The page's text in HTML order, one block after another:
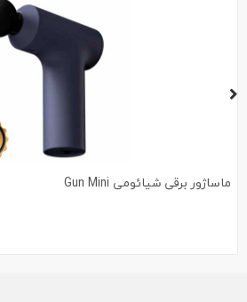
ماساژور برقی شیائومی Gun Mini